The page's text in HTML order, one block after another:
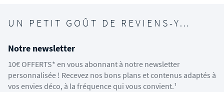
UN PETIT GOÛT DE REVIENS-Y…
Notre newsletter
10€ OFFERTS* en vous abonnant à notre newsletter
personnalisée ! Recevez nos bons plans et contenus adaptés à
vos envies déco, à la fréquence qui vous convient.¹